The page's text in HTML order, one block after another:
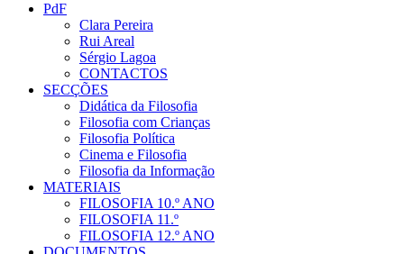
PdF
Clara Pereira
Rui Areal
Sérgio Lagoa
CONTACTOS
SECÇÕES
Didática da Filosofia
Filosofia com Crianças
Filosofia Política
Cinema e Filosofia
Filosofia da Informação
MATERIAIS
FILOSOFIA 10.º ANO
FILOSOFIA 11.º
FILOSOFIA 12.º ANO